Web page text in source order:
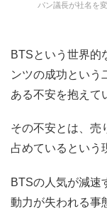
パン議長が社名を
BTSという世界的
ンツの成功という
ある不安を抱えて
その不安とは、売
占めているという
BTSの人気が減速
動力が失われる事